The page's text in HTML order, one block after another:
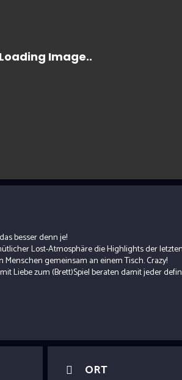
besser denn je!
Lost-Atmosphäre die Highlights der
gemeinsam an einem Tisch. Crazy!
Liebe zum (Brett)Spiel beraten damit jeder
ORT